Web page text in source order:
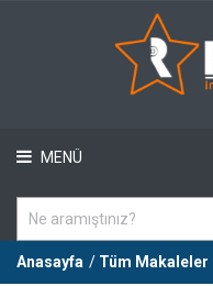
MENÜ
Anasayfa / Tüm Makaleler